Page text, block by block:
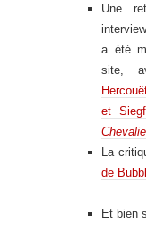
Une
a été
site,
et
La
de
Et bien